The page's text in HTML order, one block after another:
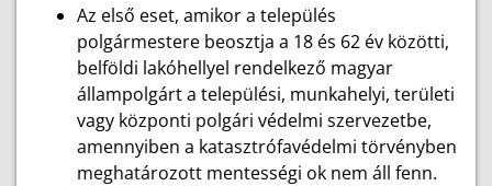
Az első eset, amikor a település
polgármestere beosztja a 18 és 62 év közötti,
belföldi lakóhellyel rendelkező magyar
állampolgárt a települési, munkahelyi, területi
vagy központi polgári védelmi szervezetbe,
amennyiben a katasztrófavédelmi törvényben
meghatározott mentességi ok nem áll fenn.